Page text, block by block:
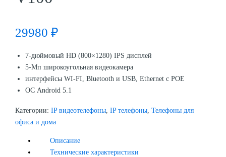
29980 ₽
7-дюймовый HD (800×1280) IPS дисплей
5-Мп широкоугольная видеокамера
интерфейсы WI-FI, Bluetooth и USB, Ethernet с РОЕ
ОС Android 5.1
Категории: IP видеотелефоны, IP телефоны, Телефоны для
офиса и дома
Описание
Технические характеристики